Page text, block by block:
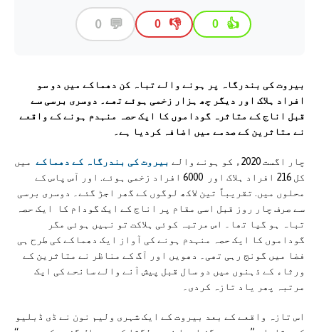
👍
0
👎
0
💬
0
بیروت کی بندرگاہ پر ہونے والے تباہ کن دھماکے میں دو سو
افراد ہلاک اور دیگر چھ ہزار زخمی ہوئے تھے۔ دوسری برسی سے
قبل اناج کے متاثرہ گوداموں کا ایک حصہ منہدم ہونے کے واقعے
نے متاثرین کے صدمے میں اضافہ کردیا ہے۔
چار اگست 2020ء کو ہونے والے بیروت کی بندرگاہ کے دھماکے میں
کل 216 افراد ہلاک اور 6000 افراد زخمی ہوئے. اور آس پاس کے
محلوں میں. تقریباً تین لاکھ لوگوں کے گھر اجڑ گئے۔ دوسری برسی
سے صرف چار روز قبل اسی مقام پر اناج کے ایک گودام کا ایک حصہ
تباہ ہو گیا تھا۔ اس مرتبہ کوئی ہلاکت تو نہیں ہوئی مگر
گوداموں کا ایک حصہ منہدم ہونے کی آواز ایک دھماکے کی طرح ہی
فضا میں گونج رہی تھی۔ دھویں اور آگ کے مناظر نے متاثرین کے
ورثاء کے ذہنوں میں دو سال قبل پیش آنے والے سانحے کی ایک
مرتبہ پھر یاد تازہ کردی۔
اس تازہ واقعے کے بعد بیروت کے ایک شہری ولیم نون نے ڈی ڈبلیو